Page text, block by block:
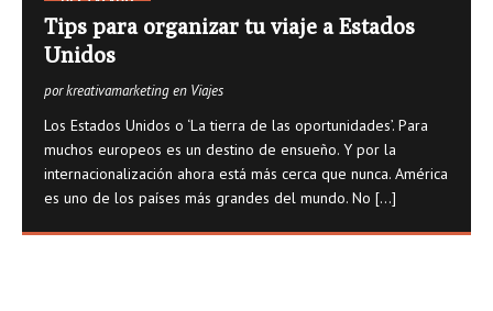
Tips para organizar tu viaje a Estados
Unidos
por kreativamarketing en Viajes
Los Estados Unidos o ‘La tierra de las oportunidades’. Para
muchos europeos es un destino de ensueño. Y por la
internacionalización ahora está más cerca que nunca. América
es uno de los países más grandes del mundo. No [...]